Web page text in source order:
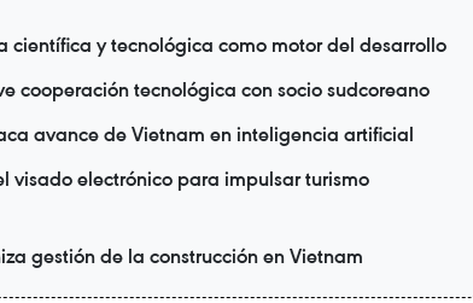
y tecnológica como motor del desarrollo
cooperación tecnológica con socio sudcoreano
avance de Vietnam en inteligencia artificial
visado electrónico para impulsar turismo
gestión de la construcción en Vietnam